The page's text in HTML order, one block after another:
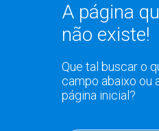
A página
não existe!
Que tal buscar o
campo abaixo ou
página inicial?